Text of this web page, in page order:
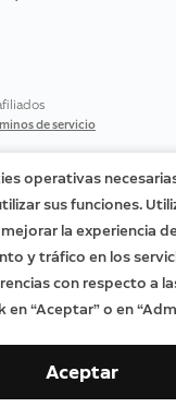
de servicio
operativas
sus funciones.
la experiencia
y tráfico en los
con respecto a
en “Aceptar” o en
Aceptar